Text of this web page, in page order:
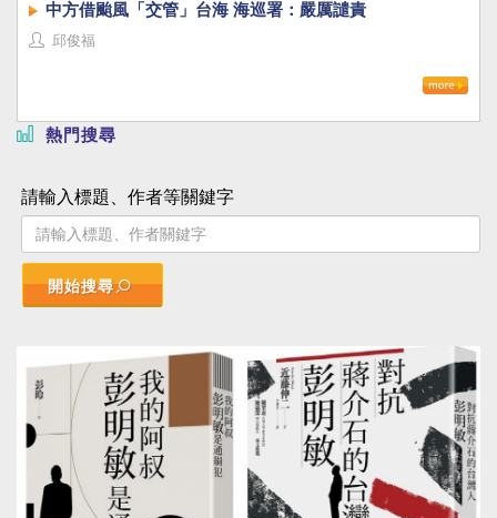
中方借颱風「交管」台海 海巡署：嚴厲譴責
邱俊福
熱門搜尋
請輸入標題、作者等關鍵字
開始搜尋